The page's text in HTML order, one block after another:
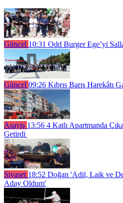
Güncel 10:31 Odd Burger Ege’yi
Güncel 09:26 Kıbrıs Barış Harekâtı
Asayiş 13:56 4 Katlı Apartmanda
Getirdi
Siyaset 18:52 Doğan 'Adil, Laik ve
Aday Oldum'